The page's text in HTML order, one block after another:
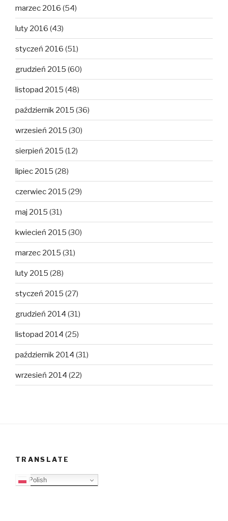
marzec 2016 (54)
luty 2016 (43)
styczeń 2016 (51)
grudzień 2015 (60)
listopad 2015 (48)
październik 2015 (36)
wrzesień 2015 (30)
sierpień 2015 (12)
lipiec 2015 (28)
czerwiec 2015 (29)
maj 2015 (31)
kwiecień 2015 (30)
marzec 2015 (31)
luty 2015 (28)
styczeń 2015 (27)
grudzień 2014 (31)
listopad 2014 (25)
październik 2014 (31)
wrzesień 2014 (22)
TRANSLATE
Polish